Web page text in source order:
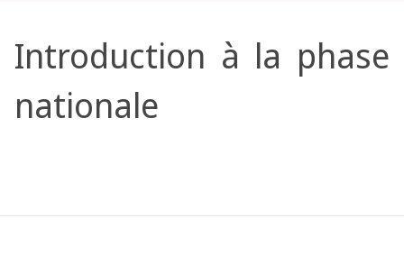
Introduction à la phase
nationale